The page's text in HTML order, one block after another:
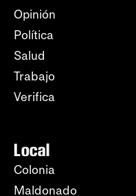
Opinión
Política
Salud
Trabajo
Verifica
Local
Colonia
Maldonado